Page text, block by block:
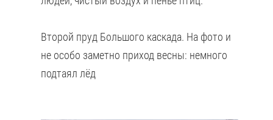
Второй пруд Большого каскада. На фото и
не особо заметно приход весны: немного
подтаял лёд